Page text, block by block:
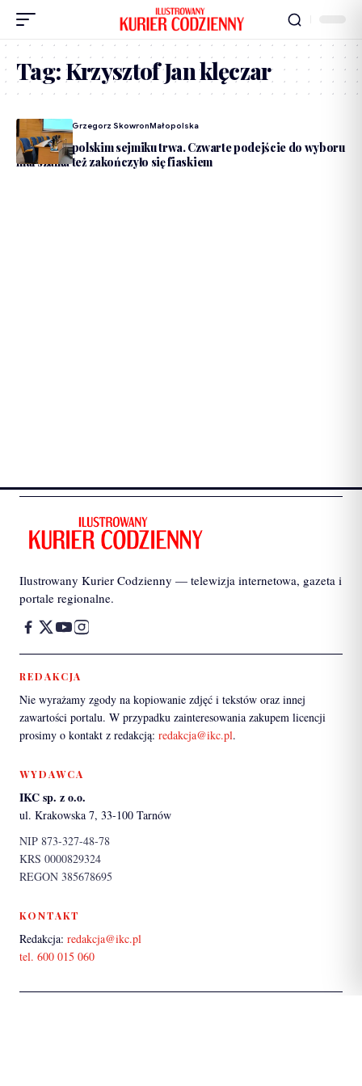
Tag:Krzysztof Jan klęczar
Dodane Przez Grzegorz SkowronMałopolska
Pat w małopolskim sejmiku trwa. Czwarte podejście do wyboru
marszałka też zakończyło się fiaskiem
Ilustrowany Kurier Codzienny — telewizja internetowa, gazeta i
portale regionalne.
REDAKCJA
Nie wyrażamy zgody na kopiowanie zdjęć i tekstów oraz innej
zawartości portalu. W przypadku zainteresowania zakupem licencji
prosimy o kontakt z redakcją: redakcja@ikc.pl.
WYDAWCA
IKC sp. z o.o.
ul. Krakowska 7, 33-100 Tarnów
NIP 873-327-48-78
KRS 0000829324
REGON 385678695
KONTAKT
Redakcja: redakcja@ikc.pl
tel. 600 015 060